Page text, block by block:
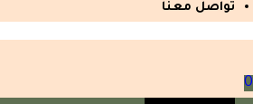
تواصل معنا
0